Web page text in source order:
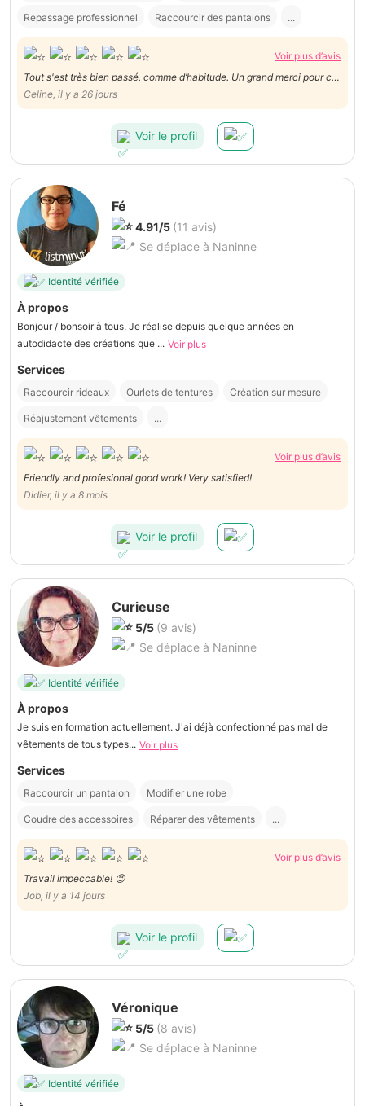
Repassage professionnel Raccourcir des pantalons ...
Voir plus d’avis
Tout s'est très bien passé, comme d’habitude. Un grand merci pour ce
service de qualité. Je recommande!
Celine, il y a 26 jours
Voir le profil
Fé
4.91/5 (11 avis)
Se déplace à Naninne
Identité vérifiée
À propos
Bonjour / bonsoir à tous, Je réalise depuis quelque années en
autodidacte des créations que ... Voir plus
Services
Raccourcir rideaux Ourlets de tentures Création sur mesure
Réajustement vêtements ...
Voir plus d’avis
Friendly and profesional good work! Very satisfied!
Didier, il y a 8 mois
Voir le profil
Curieuse
5/5 (9 avis)
Se déplace à Naninne
Identité vérifiée
À propos
Je suis en formation actuellement. J'ai déjà confectionné pas mal de
vêtements de tous types... Voir plus
Services
Raccourcir un pantalon Modifier une robe
Coudre des accessoires Réparer des vêtements ...
Voir plus d’avis
Travail impeccable! 😉
Job, il y a 14 jours
Voir le profil
Véronique
5/5 (8 avis)
Se déplace à Naninne
Identité vérifiée